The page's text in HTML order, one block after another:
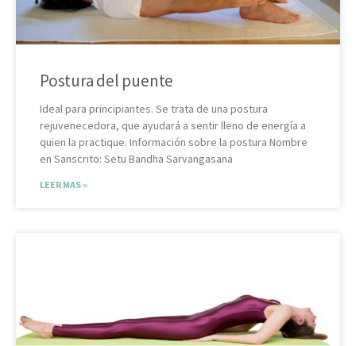
Postura del puente
Ideal para principiantes. Se trata de una postura
rejuvenecedora, que ayudará a sentir lleno de energía a
quien la practique. Información sobre la postura Nombre
en Sanscrito: Setu Bandha Sarvangasana
LEER MAS »